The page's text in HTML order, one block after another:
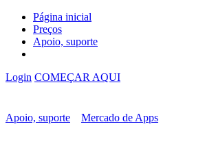
Página inicial
Preços
Apoio, suporte
Login COMEÇAR AQUI
Apoio, suporte Mercado de Apps